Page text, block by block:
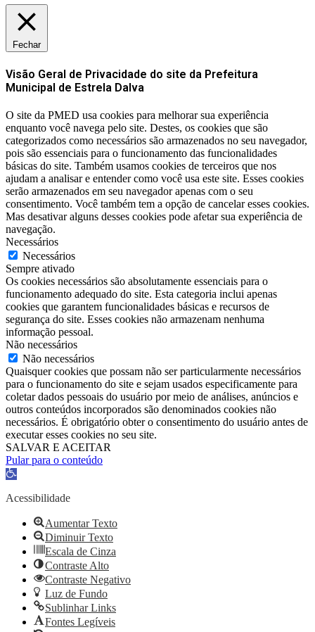
Fechar
Visão Geral de Privacidade do site da Prefeitura
Municipal de Estrela Dalva
O site da PMED usa cookies para melhorar sua experiência
enquanto você navega pelo site. Destes, os cookies que são
categorizados como necessários são armazenados no seu navegador,
pois são essenciais para o funcionamento das funcionalidades
básicas do site. Também usamos cookies de terceiros que nos
ajudam a analisar e entender como você usa este site. Esses cookies
serão armazenados em seu navegador apenas com o seu
consentimento. Você também tem a opção de cancelar esses cookies.
Mas desativar alguns desses cookies pode afetar sua experiência de
navegação.
Necessários
Necessários
Sempre ativado
Os cookies necessários são absolutamente essenciais para o
funcionamento adequado do site. Esta categoria inclui apenas
cookies que garantem funcionalidades básicas e recursos de
segurança do site. Esses cookies não armazenam nenhuma
informação pessoal.
Não necessários
Não necessários
Quaisquer cookies que possam não ser particularmente necessários
para o funcionamento do site e sejam usados ​​especificamente para
coletar dados pessoais do usuário por meio de análises, anúncios e
outros conteúdos incorporados são denominados cookies não
necessários. É obrigatório obter o consentimento do usuário antes de
executar esses cookies no seu site.
SALVAR E ACEITAR
Pular para o conteúdo
Barra
Ferramentas
Acessibilidade
Aumentar Texto
Diminuir Texto
Escala de Cinza
Contraste Alto
Contraste Negativo
Luz de Fundo
Sublinhar Links
Fontes Legíveis